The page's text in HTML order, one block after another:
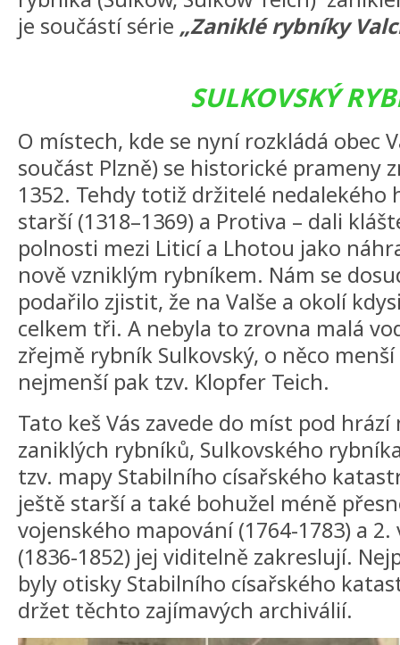
je součástí série „Zaniklé rybníky
SULKOVSKÝ
O místech, kde se nyní rozkládá obec
součást Plzně) se historické prameny
1352. Tehdy totiž držitelé nedalekého
starší (1318–1369) a Protiva – dali
polnosti mezi Liticí a Lhotou jako
nově vzniklým rybníkem. Nám se
podařilo zjistit, že na Valše a okolí
celkem tři. A nebyla to zrovna malá
zřejmě rybník Sulkovský, o něco
nejmenší pak tzv. Klopfer Teich.
Tato keš Vás zavede do míst pod
zaniklých rybníků, Sulkovského
tzv. mapy Stabilního císařského
ještě starší a také bohužel méně
vojenského mapování (1764-1783) a
(1836-1852) jej viditelně zakreslují.
byly otisky Stabilního císařského
držet těchto zajímavých archiválií.